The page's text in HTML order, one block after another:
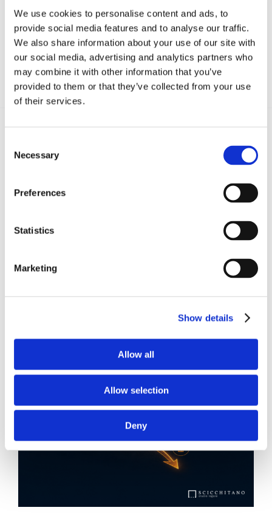
We use cookies to personalise content and ads, to
provide social media features and to analyse our traffic.
We also share information about your use of our site with
our social media, advertising and analytics partners who
may combine it with other information that you’ve
provided to them or that they’ve collected from your use
of their services.
Selection
Necessary
Preferences
Statistics
Marketing
Show details
Allow all
Allow selection
Deny
Recent posts
24 Luglio 2026
News.